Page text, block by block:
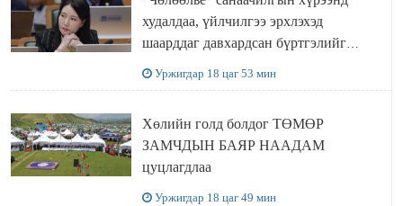
худалдаа, үйлчилгээ эрхлэхэд
шаарддаг давхардсан бүртгэлийг
Уржигдар 18 цаг 53 мин
Хөлийн голд болдог ТӨМӨР
ЗАМЧДЫН БАЯР НААДАМ
цуцлагдлаа
Уржигдар 18 цаг 49 мин